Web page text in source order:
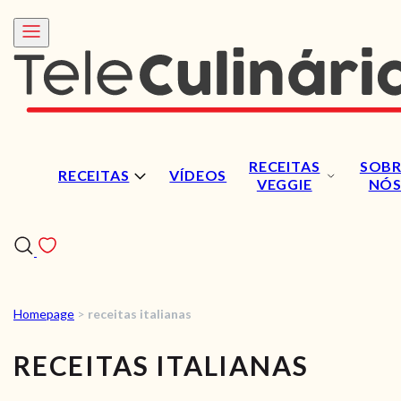
RECEITAS VÍDEOS
RECEITAS
VEGGIE
NÓS
RECEITAS
VÍDEOS
Homepage > receitas italianas
RECEITAS ITALIANAS